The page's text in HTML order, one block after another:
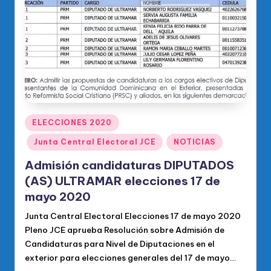
di
c
o
O
fi
ci
al
d
el
P
R
M
Publicado
en
ELECCIONES 2020
Junta Central Electoral JCE NOTICIAS
Admisión candidaturas DIPUTADOS
(AS) ULTRAMAR elecciones 17 de
mayo 2020
Junta Central Electoral Elecciones 17 de mayo 2020
Pleno JCE aprueba Resolución sobre Admisión de
Candidaturas para Nivel de Diputaciones en el
exterior para elecciones generales del 17 de mayo…